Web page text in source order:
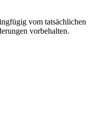
vom tatsächlichen
vorbehalten.